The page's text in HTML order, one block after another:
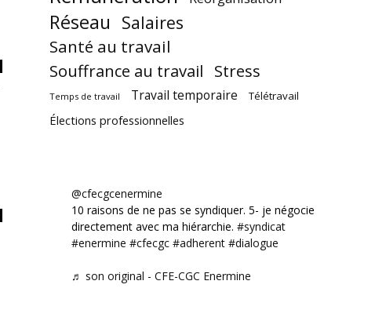
Réseau Salaires
Santé au travail
Souffrance au travail Stress
Temps de travail Travail temporaire Télétravail
Élections professionnelles
@cfecgcenermine
10 raisons de ne pas se syndiquer. 5- je négocie
directement avec ma hiérarchie.#syndicat
#enermine #cfecgc #adherent #dialogue
♬ son original - CFE-CGC Enermine